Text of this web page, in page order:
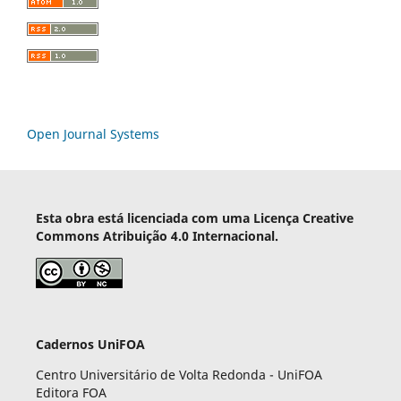
Open Journal Systems
Esta obra está licenciada com uma Licença Creative
Commons Atribuição 4.0 Internacional.
Cadernos UniFOA
Centro Universitário de Volta Redonda - UniFOA
Editora FOA